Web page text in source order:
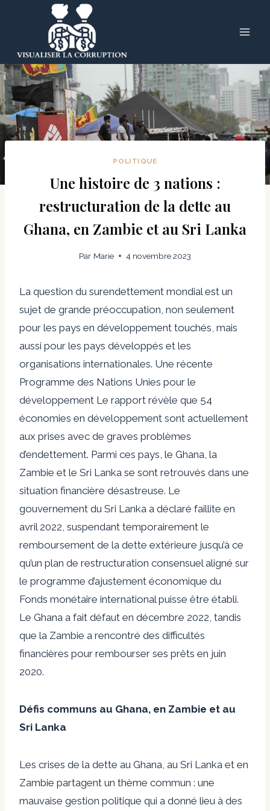
POLITIQUE
Une histoire de 3 nations :
restructuration de la dette au
Ghana, en Zambie et au Sri Lanka
Par Marie 4 novembre 2023
La question du surendettement mondial est un
sujet de grande préoccupation, non seulement
pour les pays en développement touchés, mais
aussi pour les pays développés et les
organisations internationales. Une récente
Programme des Nations Unies pour le
développement Le rapport révèle que 54
économies en développement sont actuellement
aux prises avec de graves problèmes
d’endettement. Parmi ces pays, le Ghana, la
Zambie et le Sri Lanka se sont retrouvés dans une
situation financière désastreuse. Le
gouvernement du Sri Lanka a déclaré faillite en
avril 2022, suspendant temporairement le
remboursement de la dette extérieure jusqu’à ce
qu’un plan de restructuration consensuel aligné sur
le programme d’ajustement économique du
Fonds monétaire international puisse être établi.
Le Ghana a fait défaut en décembre 2022, tandis
que la Zambie a rencontré des difficultés
financières pour rembourser ses prêts en juin
2020.
Défis communs au Ghana, en Zambie et au
Sri Lanka
Les crises de la dette au Ghana, au Sri Lanka et en
Zambie partagent un thème commun : une
mauvaise gestion politique qui a donné lieu à des